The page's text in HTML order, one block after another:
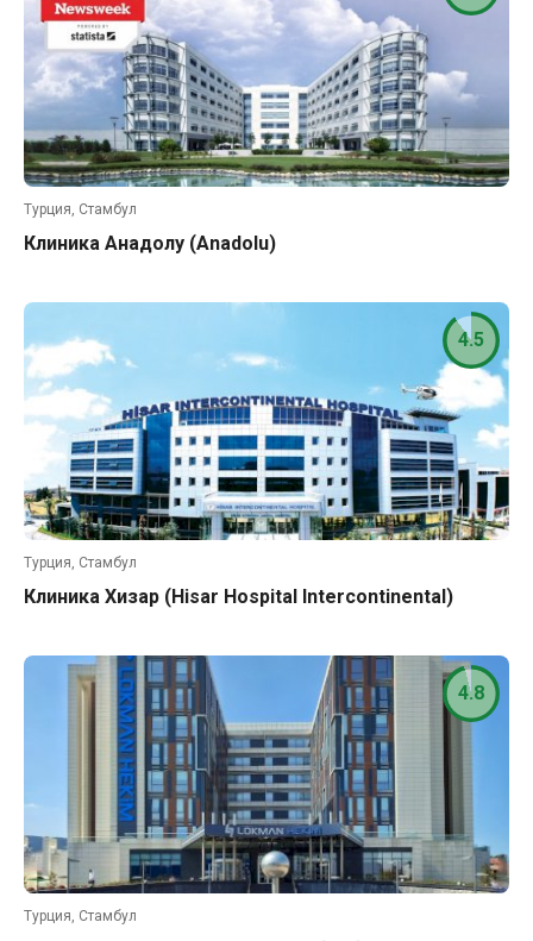
Турция, Стамбул
Клиника Анадолу (Anadolu)
Турция, Стамбул
Клиника Хизар (Hisar Hospital Intercontinental)
4.5
Турция, Стамбул
4.8